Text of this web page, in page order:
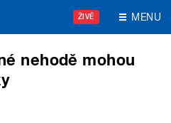
ŽIVĚ MENU
nehodě mohou